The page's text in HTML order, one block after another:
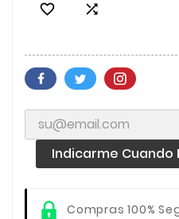
 
Indicarme Cuando
Compras 100%